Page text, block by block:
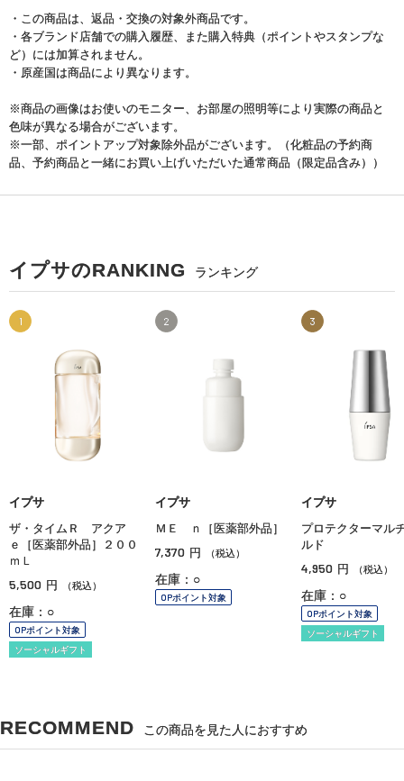
・この商品は、返品・交換の対象外商品です。
・各ブランド店舗での購入履歴、また購入特典（ポイントやスタンプな
ど）には加算されません。
・原産国は商品により異なります。
※商品の画像はお使いのモニター、お部屋の照明等により実際の商品と
色味が異なる場合がございます。
※一部、ポイントアップ対象除外品がございます。（化粧品の予約商
品、予約商品と一緒にお買い上げいただいた通常商品（限定品含み））
イプサのRANKING ランキング
1
イプサ
ザ・タイムＲ アクア
ｅ［医薬部外品］２００
ｍＬ
5,500 円 （税込）
在庫：○
OPポイント対象
ソーシャルギフト
2
イプサ
ＭＥ ｎ［医薬部外品］
7,370 円 （税込）
在庫：○
OPポイント対象
3
イプサ
プロテクターマル
ルド
4,950 円 （税込）
在庫：○
OPポイント対象
ソーシャルギフト
RECOMMEND この商品を見た人におすすめ